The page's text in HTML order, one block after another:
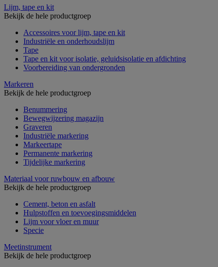
Lijm, tape en kit
Bekijk de hele productgroep
Accessoires voor lijm, tape en kit
Industriële en onderhoudslijm
Tape
Tape en kit voor isolatie, geluidsisolatie en afdichting
Voorbereiding van ondergronden
Markeren
Bekijk de hele productgroep
Benummering
Bewegwijzering magazijn
Graveren
Industriële markering
Markeertape
Permanente markering
Tijdelijke markering
Materiaal voor ruwbouw en afbouw
Bekijk de hele productgroep
Cement, beton en asfalt
Hulpstoffen en toevoegingsmiddelen
Lijm voor vloer en muur
Specie
Meetinstrument
Bekijk de hele productgroep